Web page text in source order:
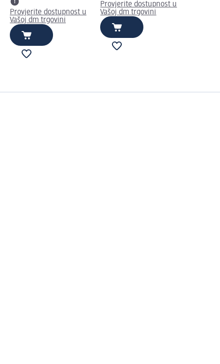
Provjerite dostupnost u
Vašoj dm trgovini
Provjerite dostupnost u
Vašoj dm trgovini